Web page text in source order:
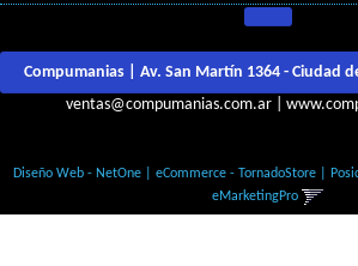
Compumanias | Av. San Martín 1364 - Ciudad
ventas@compumanias.com.ar|
Diseño Web - NetOne| eCommerce - TornadoStore|
eMarketingPro